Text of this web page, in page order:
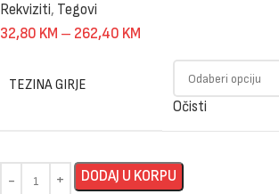
Rekviziti, Tegovi
32,80 KM – 262,40 KM
TEZINA GIRJE
Očisti
DODAJ U KORPU